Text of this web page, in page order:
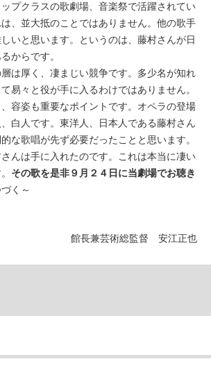
プクラスの歌劇場、音楽祭で活躍されてい
、並大抵のことではありません。他の歌手
いと思います。というのは、藤村さんが日
からです。
は厚く、凄まじい競争です。多少名が知れ
易々と役が手に入るわけではありません。
容姿も重要なポイントです。オペラの登場
白人です。東洋人、日本人である藤村さん
な歌唱が先ず必要だったことと思います。
んは手に入れたのです。これは本当に凄い
その歌を是非９月２４日に当劇場でお聴き
く～
館長兼芸術総監督 安江正也